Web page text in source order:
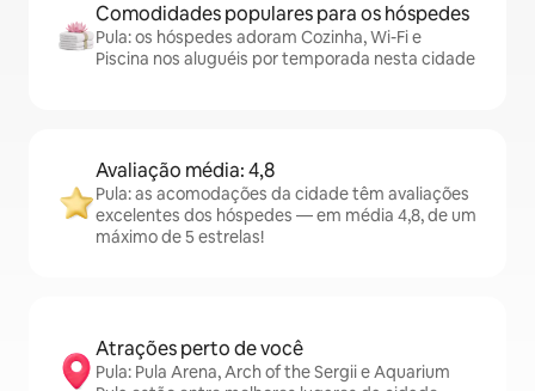
Comodidades populares para os hóspedes
Pula: os hóspedes adoram Cozinha, Wi-Fi e
Piscina nos aluguéis por temporada nesta cidade
Avaliação média: 4,8
Pula: as acomodações da cidade têm avaliações
excelentes dos hóspedes — em média 4,8, de um
máximo de 5 estrelas!
Atrações perto de você
Pula: Pula Arena, Arch of the Sergii e Aquarium